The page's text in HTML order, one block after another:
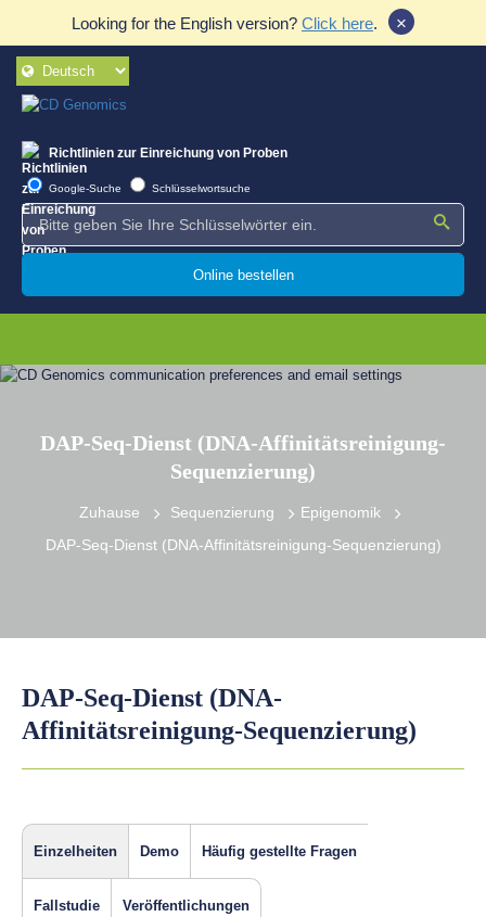
Looking for the English version? Click here. ×
Richtlinien zur Einreichung von Proben
Google-Suche Schlüsselwortsuche
Online bestellen
DAP-Seq-Dienst (DNA-Affinitätsreinigung-
Sequenzierung)
Zuhause Sequenzierung
Epigenomik
DAP-Seq-Dienst (DNA-Affinitätsreinigung-Sequenzierung)
DAP-Seq-Dienst (DNA-
Affinitätsreinigung-Sequenzierung)
Einzelheiten Demo Häufig gestellte Fragen
Fallstudie Veröffentlichungen